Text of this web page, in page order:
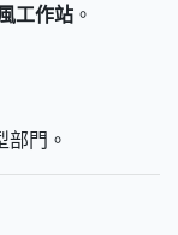
工作站 。
門。